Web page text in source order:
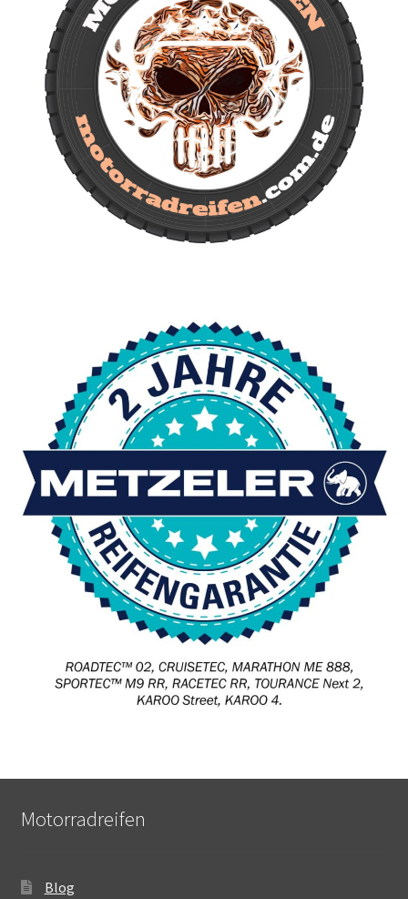
Motorradreifen
Blog